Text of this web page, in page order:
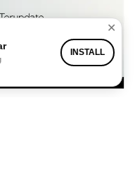
✕
INSTALL